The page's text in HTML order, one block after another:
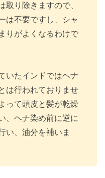
取り除きますので、
は不要ですし、シャ
りがよくなるわけで
いたインドではヘナ
は行われておりませ
って頭皮と髪が乾燥
、ヘナ染め前に逆に
い、油分を補いま